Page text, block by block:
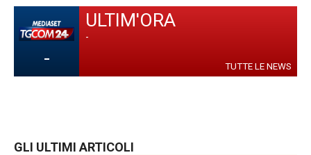
-
ULTIM'ORA
-
TUTTE LE NEWS
GLI ULTIMI ARTICOLI